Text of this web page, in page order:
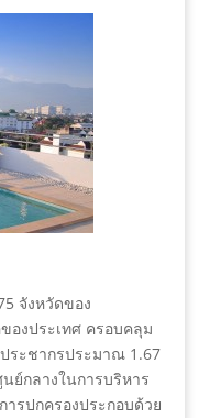
จังหวัดของ
องประเทศ ครอบคลุม
ระชากรประมาณ 1.67
ย์กลางในการบริหาร
ารปกครองประกอบด้วย